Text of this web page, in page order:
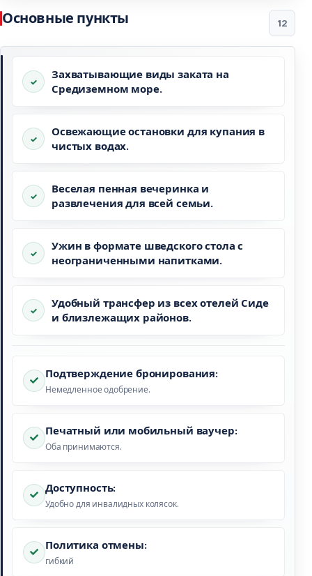
Основные пункты 12
Захватывающие виды заката на
Средиземном море.
Освежающие остановки для купания в
чистых водах.
Веселая пенная вечеринка и
развлечения для всей семьи.
Ужин в формате шведского стола с
неограниченными напитками.
Удобный трансфер из всех отелей Сиде
и близлежащих районов.
Подтверждение бронирования:
Немедленное одобрение.
Печатный или мобильный ваучер:
Оба принимаются.
Доступность:
Удобно для инвалидных колясок.
Политика отмены:
гибкий